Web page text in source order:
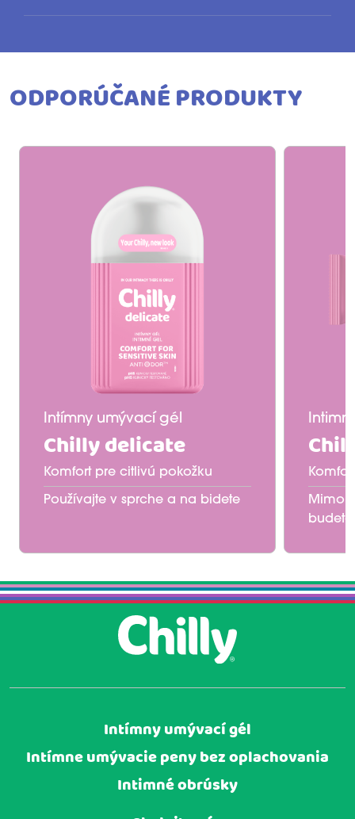
ODPORÚČANÉ PRODUKTY
Intímny umývací gél
Chilly delicate
Komfort pre citlivú pokožku
Používajte v sprche a na bidete
Mimo
Intímny umývací gél
Intímne umývacie peny bez oplachovania
Intimné obrúsky